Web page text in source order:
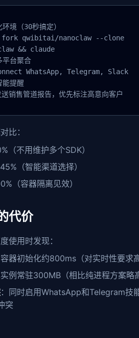
境（30秒搞定）
fork qwibitai/nanoclaw --clone
&& claude
台聚合
WhatsApp, Telegram, Slack
提醒
销售管道报告，优先标注高意向客户
比：
（不用维护多个SDK）
（智能渠道选择）
（容器隔离见效）
代价
使用时发现：
容器初始化约800ms（对实时性要求
实例常驻300MB（相比纯进程方案略
：同时启用WhatsApp和Telegram技
突